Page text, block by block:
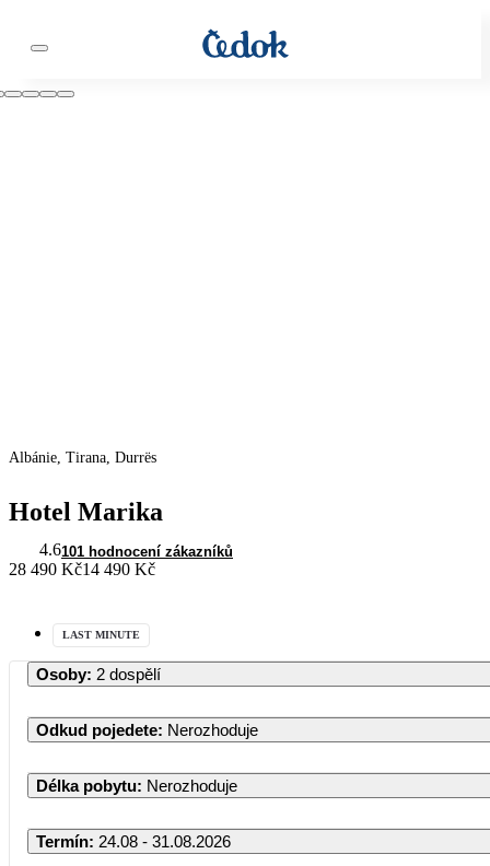
Albánie, Tirana, Durrës
Hotel Marika
4.6101 hodnocení zákazníků
28 490 Kč14 490 Kč
LAST MINUTE
Osoby: 2 dospělí
Odkud pojedete: Nerozhoduje
Délka pobytu: Nerozhoduje
Termín: 24.08 - 31.08.2026